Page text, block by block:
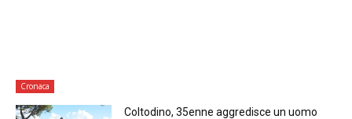
Cronaca
Coltodino, 35enne aggredisce un uomo